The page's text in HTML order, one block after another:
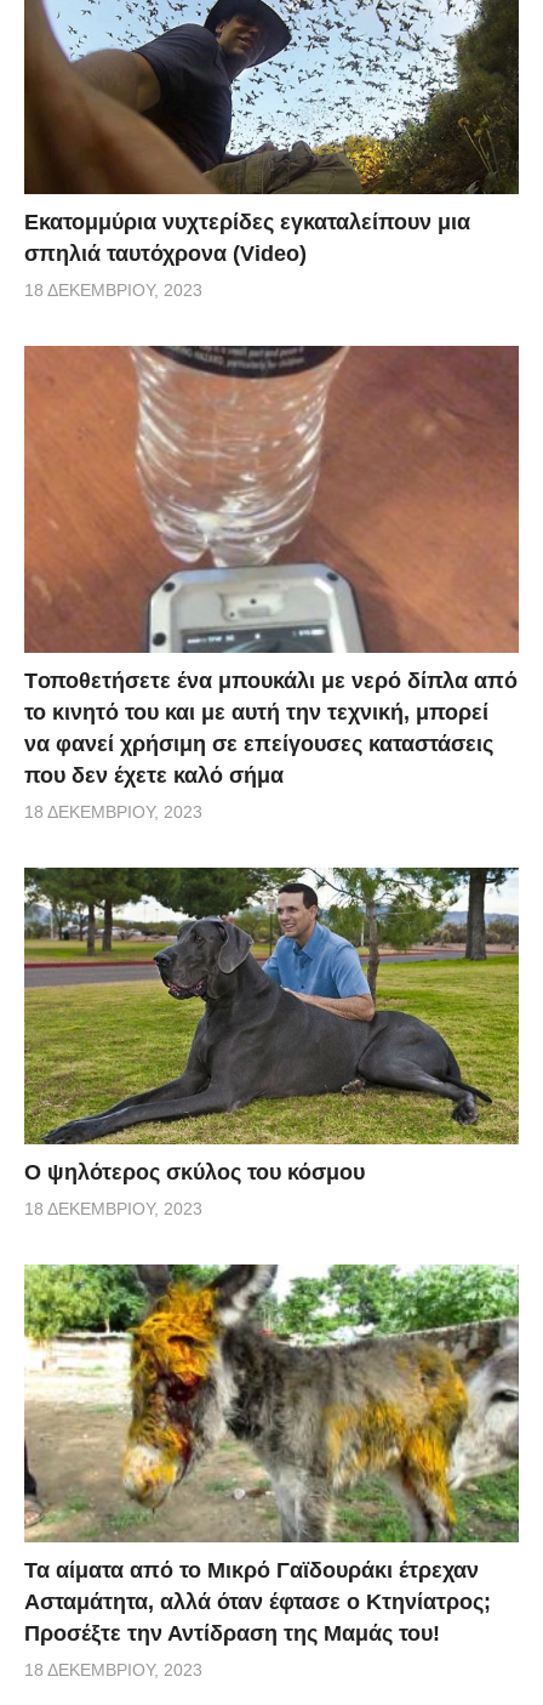
Εκατομμύρια νυχτερίδες εγκαταλείπουν μια
σπηλιά ταυτόχρονα (Video)
18 ΔΕΚΕΜΒΡΊΟΥ, 2023
Tοποθετήσετε ένα μπουκάλι με νερό δίπλα από
το κινητό του και με αυτή την τεχνική, μπορεί
να φανεί χρήσιμη σε επείγουσες καταστάσεις
που δεν έχετε καλό σήμα
18 ΔΕΚΕΜΒΡΊΟΥ, 2023
Ο ψηλότερος σκύλος του κόσμου
18 ΔΕΚΕΜΒΡΊΟΥ, 2023
Τα αίματα από το Μικρό Γαϊδουράκι έτρεχαν
Ασταμάτητα, αλλά όταν έφτασε ο Κτηνίατρος;
Προσέξτε την Αντίδραση της Μαμάς του!
18 ΔΕΚΕΜΒΡΊΟΥ, 2023